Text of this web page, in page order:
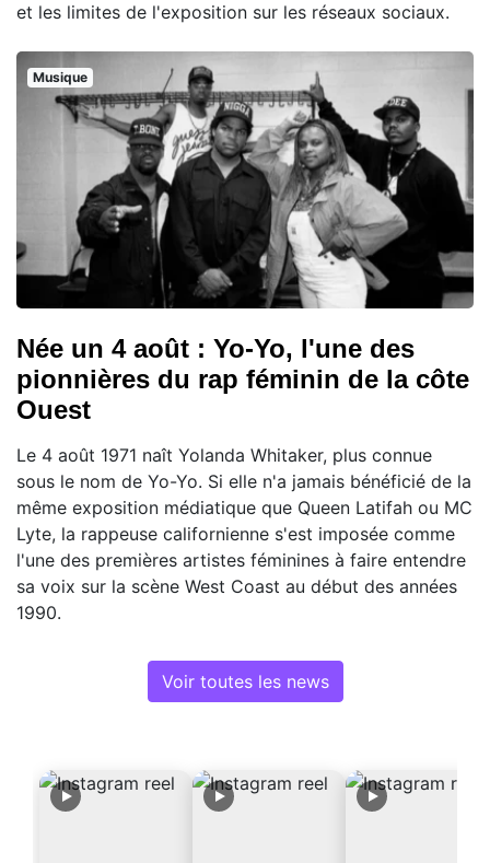
et les limites de l'exposition sur les réseaux sociaux.
Musique
Née un 4 août : Yo-Yo, l'une des
pionnières du rap féminin de la côte
Ouest
Le 4 août 1971 naît Yolanda Whitaker, plus connue
sous le nom de Yo-Yo. Si elle n'a jamais bénéficié de la
même exposition médiatique que Queen Latifah ou MC
Lyte, la rappeuse californienne s'est imposée comme
l'une des premières artistes féminines à faire entendre
sa voix sur la scène West Coast au début des années
1990.
Voir toutes les news